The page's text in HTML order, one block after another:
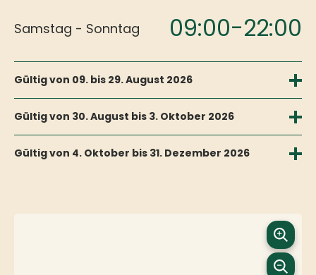
Samstag - Sonntag 09:00-22:00
Gültig von 09. bis 29. August 2026
Montag -
Donnerstag
09:00-17:00
09:00-20:00
09:00-13:00
Gültig von 30. August bis 3. Oktober 2026
Montag - Freitag 09:00-17:00
09:00-13:00
Gültig von 4. Oktober bis 31. Dezember 2026
Geschlossen
Wir haben vom 24. Dezember bis einschließlich 1. Januar